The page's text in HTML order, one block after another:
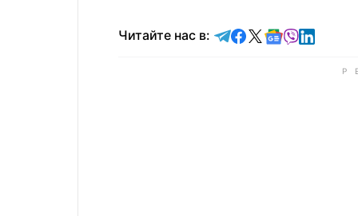
Читайте нас в: Читайте в Telegram
Читайте в
Читайте в X
Читайте в
Читайте